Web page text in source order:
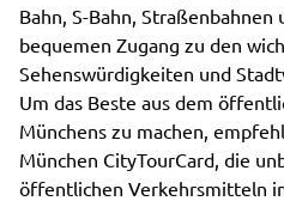
Bahn, S-Bahn, Straßenbahnen
bequemen Zugang zu den
Sehenswürdigkeiten und
Um das Beste aus dem
Münchens zu machen,
München CityTourCard, die
öffentlichen Verkehrsmitteln